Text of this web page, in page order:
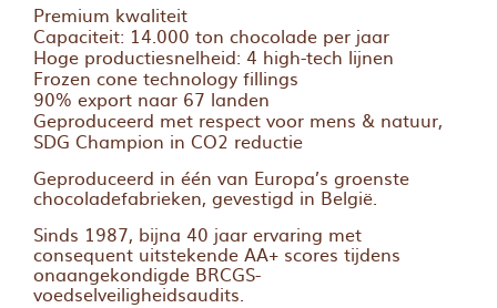
Premium kwaliteit
Capaciteit: 14.000 ton chocolade per jaar
Hoge productiesnelheid: 4 high-tech lijnen
Frozen cone technology fillings
90% export naar 67 landen
Geproduceerd met respect voor mens & natuur,
SDG Champion in CO2 reductie
Geproduceerd in één van Europa’s groenste
chocoladefabrieken, gevestigd in België.
Sinds 1987, bijna 40 jaar ervaring met
consequent uitstekende AA+ scores tijdens
onaangekondigde BRCGS-
voedselveiligheidsaudits.